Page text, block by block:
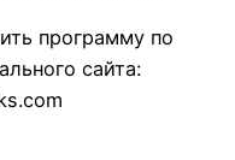
программу по
сайта: